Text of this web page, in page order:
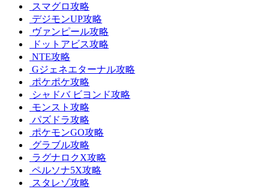
スマグロ攻略
デジモンUP攻略
ヴァンピール攻略
ドットアビス攻略
NTE攻略
Gジェネエターナル攻略
ポケポケ攻略
シャドバ ビヨンド攻略
モンスト攻略
パズドラ攻略
ポケモンGO攻略
グラブル攻略
ラグナロクX攻略
ペルソナ5X攻略
スタレゾ攻略